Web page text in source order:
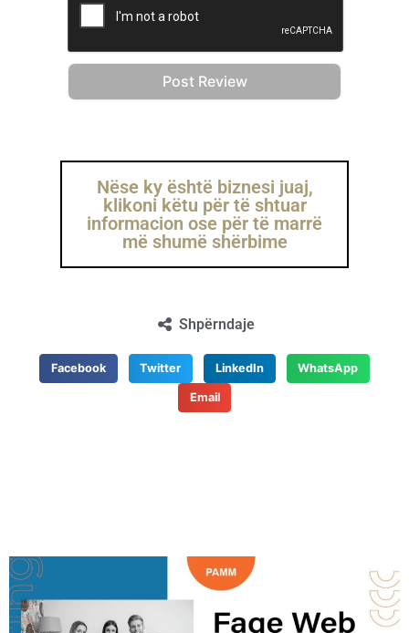
Nëse ky është biznesi juaj,
klikoni këtu për të shtuar
informacion ose për të marrë
më shumë shërbime
Shpërndaje
Facebook Twitter LinkedIn WhatsApp
Email